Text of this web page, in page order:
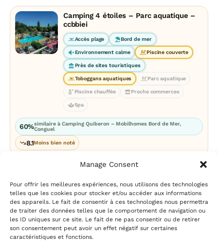
Manage Consent
Pour offrir les meilleures expériences, nous utilisons des technologies
telles que les cookies pour stocker et/ou accéder aux informations
des appareils. Le fait de consentir à ces technologies nous permettra
de traiter des données telles que le comportement de navigation ou
les ID uniques sur ce site. Le fait de ne pas consentir ou de retirer
son consentement peut avoir un effet négatif sur certaines
caractéristiques et fonctions.
Camping 4 étoiles – Parc aquatique –
ccbbiei
Accès plage Bord de mer
Environnement calme Piscine couverte
Près de sites touristiques
Toboggans aquatiques Parc aquatique
Piscine chauffée Proche commerces
Spa
60%similaire à Camping Quiberon – Mobilhomes Bord de Mer,
Conguel
8.1Moins bien noté
Mentions légales|Politique
de confidentialité